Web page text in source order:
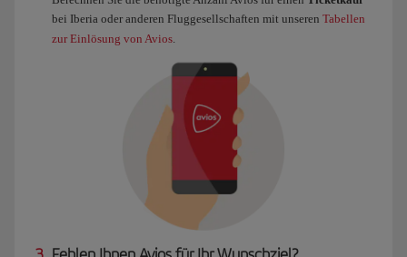
bei Iberia oder anderen Fluggesellschaften mit unseren Tabellen
zur Einlösung von Avios.